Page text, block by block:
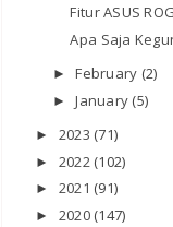
Fitur ASUS
Apa Saja
►February (2)
►January (5)
► 2023 (71)
► 2022 (102)
► 2021 (91)
► 2020 (147)